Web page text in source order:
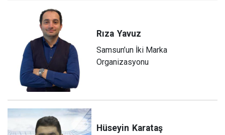
Rıza Yavuz
Samsun’un İki Marka
Organizasyonu
Hüseyin Karataş